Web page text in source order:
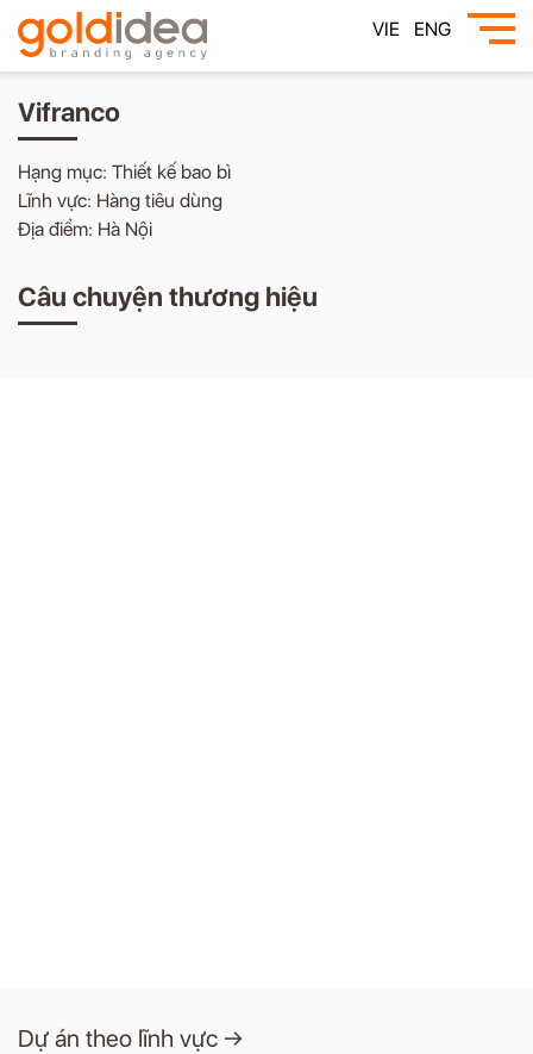
VIE ENG
Vifranco
Hạng mục: Thiết kế bao bì
Lĩnh vực: Hàng tiêu dùng
Địa điểm: Hà Nội
Câu chuyện thương hiệu
Dự án theo lĩnh vực →